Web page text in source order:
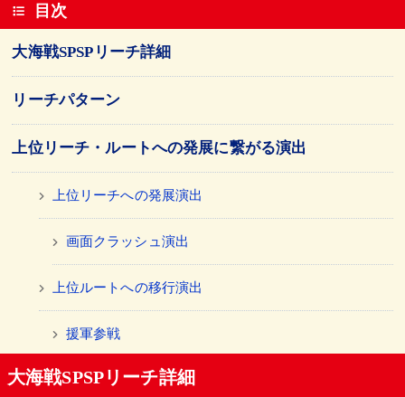
目次
大海戦SPSPリーチ詳細
リーチパターン
上位リーチ・ルートへの発展に繋がる演出
上位リーチへの発展演出
画面クラッシュ演出
上位ルートへの移行演出
援軍参戦
エンタープライズ参戦
大海戦SPSPリーチ詳細